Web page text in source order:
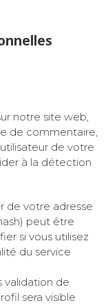
notre site web,
de commentaire,
de votre
à la détection
de votre adresse
peut être
si vous utilisez
du service
validation de
sera visible